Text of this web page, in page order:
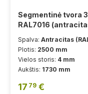
Segmentinė tvora
RAL7016
Spalva: Antracitas
Plotis: 2500 mm
Vielos storis: 4 mm
Aukštis: 1730 mm
17 79 €